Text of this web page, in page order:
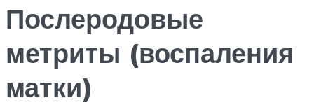
Послеродовые
метриты (воспаления
матки)